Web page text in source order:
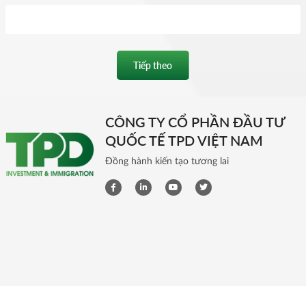
Tiếp theo
CÔNG TY CỔ PHẦN ĐẦU TƯ
QUỐC TẾ TPD VIỆT NAM
Đồng hành kiến tạo tương lai